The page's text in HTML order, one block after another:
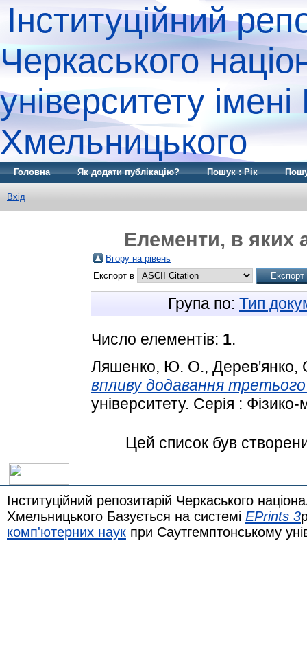
Інституційний
Черкаського
університету
Хмельницького
Головна Як додати публікацію? Пошук : Рік
Вхід
Елементи, в яких
Вгору на рівень
Експорт в
Група по: Тип
Число елементів: 1.
Ляшенко, Ю. О., Дерев'янко,
впливу додавання
університету. Серія :
Цей список був
Інституційний репозитарій Черкаського
Хмельницького Базується на системі EPrints 3
комп'ютерних наук при Саутгемптонському